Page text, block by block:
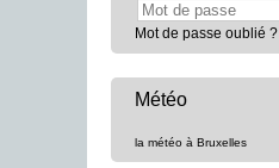
Mot de passe oublié ?
Météo
la météo à Bruxelles